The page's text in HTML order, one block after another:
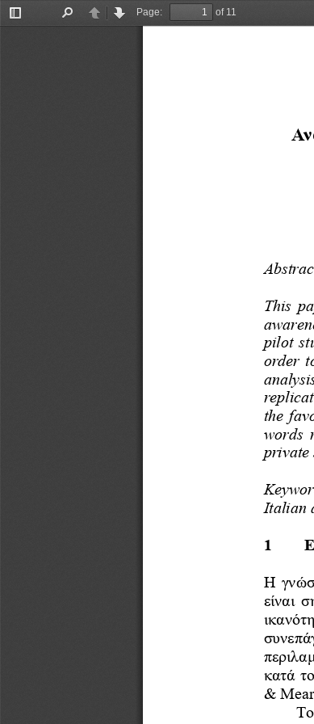
Toggle
PreviousNext
Page:
of 11
Abstrac
This
pilot
order
the
words
private
Italian
1
Η
είναι
κατά
&